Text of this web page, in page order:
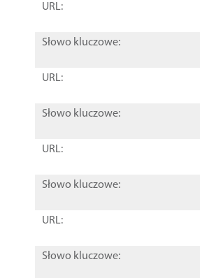
URL:
Słowo kluczowe:
URL:
Słowo kluczowe:
URL:
Słowo kluczowe:
URL:
Słowo kluczowe: